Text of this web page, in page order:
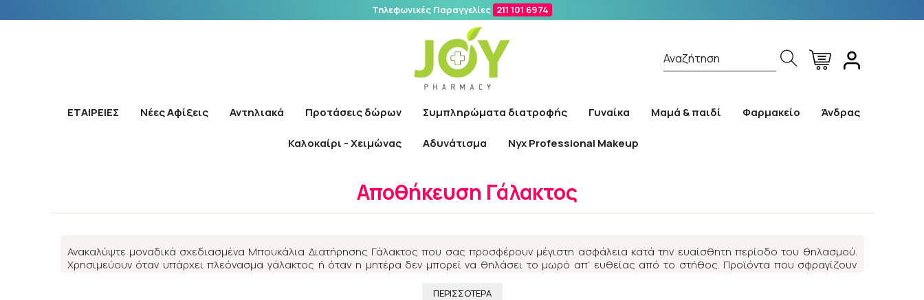
Τηλεφωνικές Παραγγελίες 211 101 6974
Αναζήτηση
ΕΤΑΙΡΕΙΕΣ Νέες Αφίξεις Αντηλιακά Προτάσεις δώρων Συμπληρώματα διατροφής Γυναίκα Μαμά & παιδί Φαρμακείο Άνδρας
Καλοκαίρι - Χειμώνας Αδυνάτισμα Nyx Professional Makeup
Αναζήτηση
Αρχική / Μαμά & παιδί Αξεσουάρ Διατροφής / Αποθήκευση Γάλακτος
Αποθήκευση Γάλακτος
Ανακαλύψτε μοναδικά σχεδιασμένα Μπουκάλια Διατήρησης Γάλακτος που σας προσφέρουν μέγιστη ασφάλεια κατά την ευαίσθητη περίοδο του θηλασμού.
Χρησιμεύουν όταν υπάρχει πλεόνασμα γάλακτος ή όταν η μητέρα δεν μπορεί να θηλάσει το μωρό απ’ ευθείας από το στήθος. Προϊόντα που σφραγίζουν
ΠΕΡΙΣΣΟΤΕΡΑ